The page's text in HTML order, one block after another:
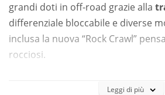
grandi doti in off-road grazie alla
differenziale bloccabile e diverse
inclusa la nuova “Rock Crawl”
rocciosi.
Leggi di più